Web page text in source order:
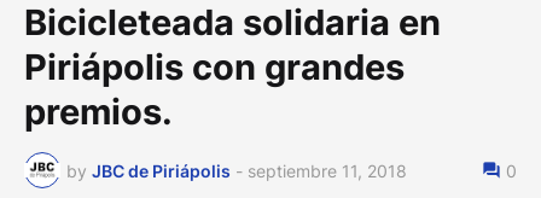
Bicicleteada solidaria en
Piriápolis con grandes
premios.
by JBC de Piriápolis - septiembre 11, 2018 0